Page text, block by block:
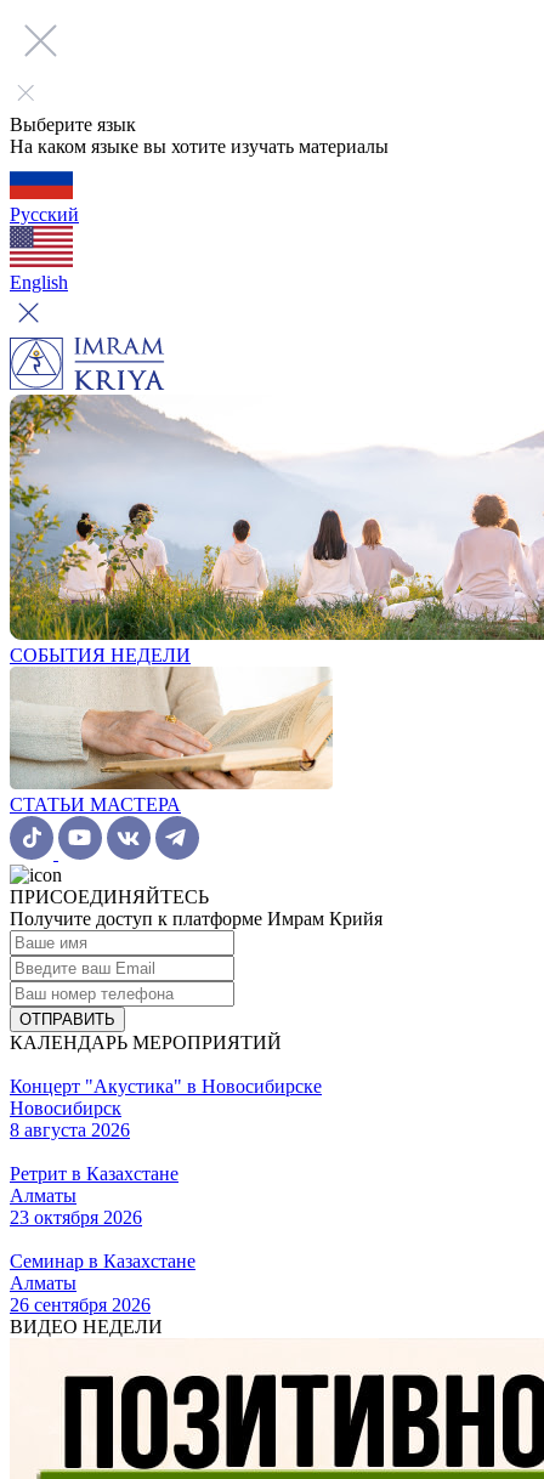
Выберите язык
На каком языке вы хотите изучать материалы
Русский
English
СОБЫТИЯ НЕДЕЛИ
СТАТЬИ МАСТЕРА
ПРИСОЕДИНЯЙТЕСЬ
Получите доступ к платформе Имрам Крийя
ОТПРАВИТЬ
КАЛЕНДАРЬ МЕРОПРИЯТИЙ
Концерт "Акустика" в Новосибирске
Новосибирск
8 августа 2026
Ретрит в Казахстане
Алматы
23 октября 2026
Семинар в Казахстане
Алматы
26 сентября 2026
ВИДЕО НЕДЕЛИ